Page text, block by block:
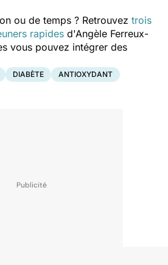
ou de temps ? Retrouvez trois
rapides d'Angèle Ferreux-
vous pouvez intégrer des
DIABÈTE
ANTIOXYDANT